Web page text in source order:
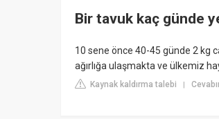
Bir tavuk kaç günde
10 sene önce 40-45 günde 2 kg
ağırlığa ulaşmakta ve ülkemiz
Kaynak kaldırma talebi |